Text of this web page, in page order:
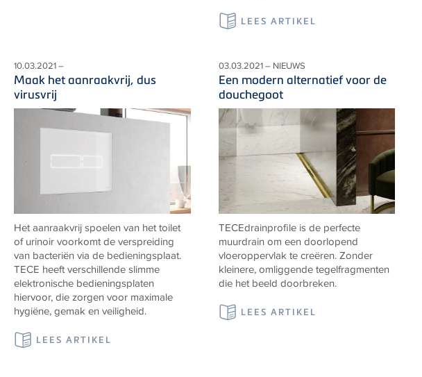
LEES ARTIKEL
10.03.2021 –
Maak het aanraakvrij, dus
virusvrij
Het aanraakvrij spoelen van het toilet
of urinoir voorkomt de verspreiding
van bacteriën via de bedieningsplaat.
TECE heeft verschillende slimme
elektronische bedieningsplaten
hiervoor, die zorgen voor maximale
hygiëne, gemak en veiligheid.
LEES ARTIKEL
03.03.2021 – NIEUWS
Een modern alternatief voor de
douchegoot
TECEdrainprofile is de perfecte
muurdrain om een doorlopend
vloeroppervlak te creëren. Zonder
kleinere, omliggende tegelfragmenten
die het beeld doorbreken.
LEES ARTIKEL